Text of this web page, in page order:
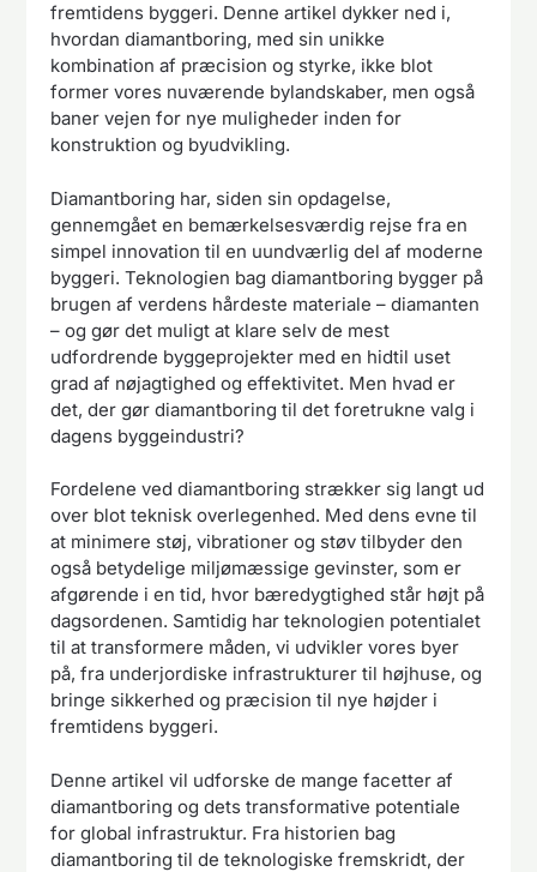
fremtidens byggeri. Denne artikel dykker ned i,
hvordan diamantboring, med sin unikke
kombination af præcision og styrke, ikke blot
former vores nuværende bylandskaber, men også
baner vejen for nye muligheder inden for
konstruktion og byudvikling.
Diamantboring har, siden sin opdagelse,
gennemgået en bemærkelsesværdig rejse fra en
simpel innovation til en uundværlig del af moderne
byggeri. Teknologien bag diamantboring bygger på
brugen af verdens hårdeste materiale – diamanten
– og gør det muligt at klare selv de mest
udfordrende byggeprojekter med en hidtil uset
grad af nøjagtighed og effektivitet. Men hvad er
det, der gør diamantboring til det foretrukne valg i
dagens byggeindustri?
Fordelene ved diamantboring strækker sig langt ud
over blot teknisk overlegenhed. Med dens evne til
at minimere støj, vibrationer og støv tilbyder den
også betydelige miljømæssige gevinster, som er
afgørende i en tid, hvor bæredygtighed står højt på
dagsordenen. Samtidig har teknologien potentialet
til at transformere måden, vi udvikler vores byer
på, fra underjordiske infrastrukturer til højhuse, og
bringe sikkerhed og præcision til nye højder i
fremtidens byggeri.
Denne artikel vil udforske de mange facetter af
diamantboring og dets transformative potentiale
for global infrastruktur. Fra historien bag
diamantboring til de teknologiske fremskridt, der